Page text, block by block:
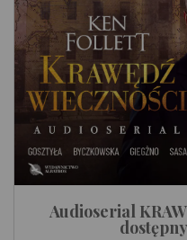
Audioserial